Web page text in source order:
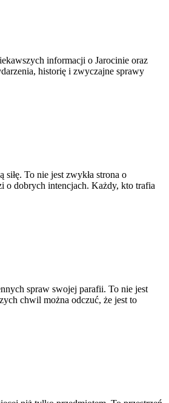
informacji o Jarocinie oraz
historię i zwyczajne sprawy
To nie jest zwykła strona o
o dobrych intencjach. Każdy, kto trafia
spraw swojej parafii. To nie jest
chwil można odczuć, że jest to